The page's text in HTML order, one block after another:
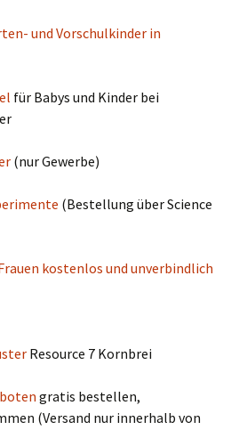
und Vorschulkinder in
für Babys und Kinder bei
(nur Gewerbe)
(Bestellung über Science
kostenlos und unverbindlich
Resource 7 Kornbrei
gratis bestellen,
(Versand nur innerhalb von